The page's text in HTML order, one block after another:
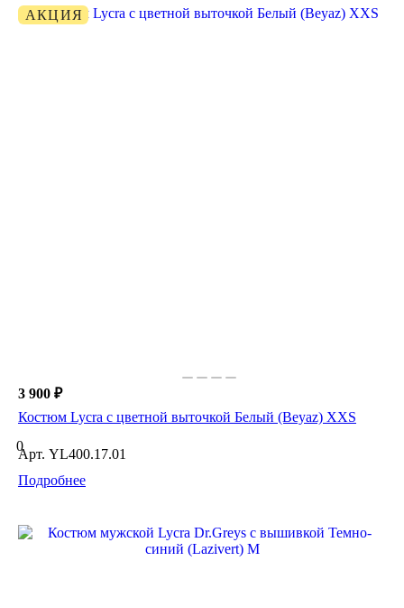
АКЦИЯ
3 900 ₽
Костюм Lycra с цветной выточкой Белый (Beyaz) XXS
0
Арт. YL400.17.01
Подробнее